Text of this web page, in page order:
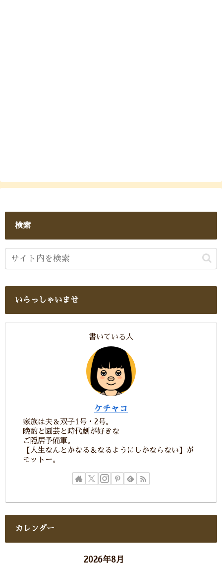
検索
いらっしゃいませ
書いている人
ケチャコ
家族は夫＆双子1号・2号。
晩酌と園芸と時代劇が好きな
ご隠居予備軍。
【人生なんとかなる＆なるようにしかならない】が
モットー。
カレンダー
2026年8月